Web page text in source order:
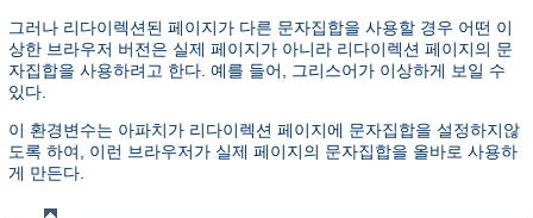
그러나 리다이렉션된 페이지가 다른 문자집합을 사용할 경우 어떤 이
상한 브라우저 버전은 실제 페이지가 아니라 리다이렉션 페이지의 문
자집합을 사용하려고 한다. 예를 들어, 그리스어가 이상하게 보일 수
있다.
이 환경변수는 아파치가 리다이렉션 페이지에 문자집합을 설정하지않
도록 하여, 이런 브라우저가 실제 페이지의 문자집합을 올바로 사용하
게 만든다.